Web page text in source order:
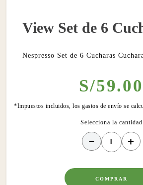
View Set de 6
Nespresso Set de 6 Cucharas
S/59.00
*Impuestos incluidos, los gastos de envío se
＋
－
COMPRAR